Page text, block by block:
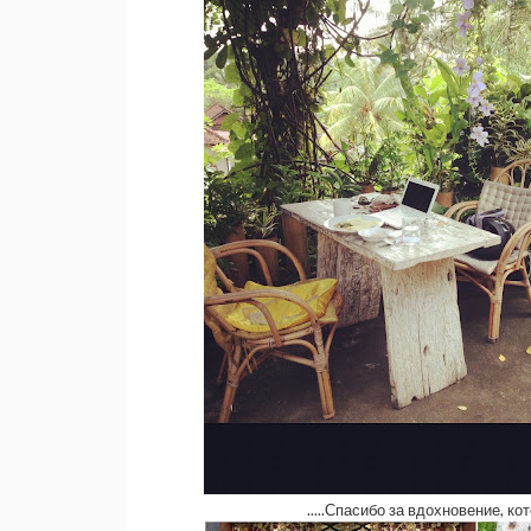
.....Спасибо за вдохновение,